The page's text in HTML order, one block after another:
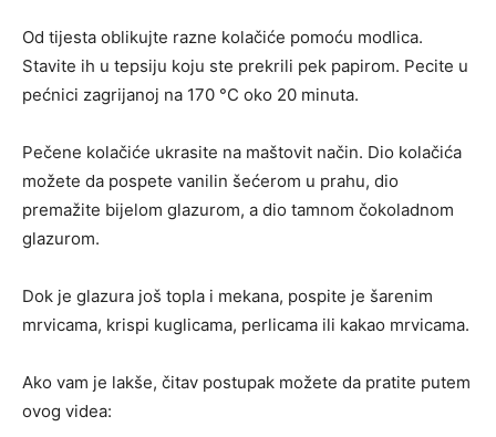
Od tijesta oblikujte razne kolačiće pomoću modlica.
Stavite ih u tepsiju koju ste prekrili pek papirom. Pecite u
pećnici zagrijanoj na 170 °C oko 20 minuta.
Pečene kolačiće ukrasite na maštovit način. Dio kolačića
možete da pospete vanilin šećerom u prahu, dio
premažite bijelom glazurom, a dio tamnom čokoladnom
glazurom.
Dok je glazura još topla i mekana, pospite je šarenim
mrvicama, krispi kuglicama, perlicama ili kakao mrvicama.
Ako vam je lakše, čitav postupak možete da pratite putem
ovog videa: